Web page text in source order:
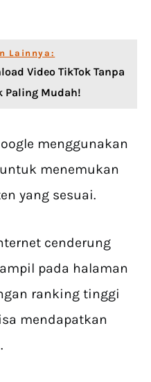
Lainnya:
Video TikTok Tanpa
Paling Mudah!
menggunakan
menemukan
yang sesuai.
cenderung
pada halaman
ranking tinggi
mendapatkan